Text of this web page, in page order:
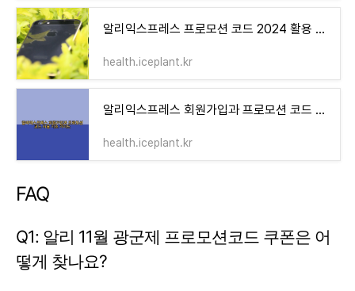
알리익스프레스 프로모션 코드 2024 활용 꿀팁과 할인 정보 총정리
health.iceplant.kr
알리익스프레스 회원가입과 프로모션 코드 사용 기초 가이드
health.iceplant.kr
FAQ
Q1: 알리 11월 광군제 프로모션코드 쿠폰은 어
떻게 찾나요?